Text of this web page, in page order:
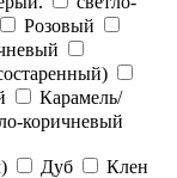
Розовый
Карамель/
коричневый
Дуб
Клен